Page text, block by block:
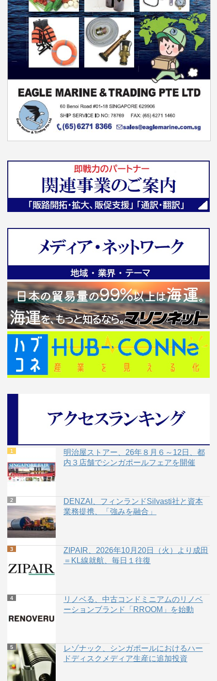
明治屋ストアー、26年８月６～12日、都
内３店舗でシンガポールフェアを開催
DENZAI、フィンランドSilvasti社と資本
業務提携、「強みを融合」
ZIPAIR、2026年10月20日（火）より成田
＝KL線就航、毎日１往復
リノベる、中古コンドミニアムのリノベ
ーションブランド「RROOM」を始動
レゾナック、シンガポールにおけるハー
ドディスクメディア生産に追加投資